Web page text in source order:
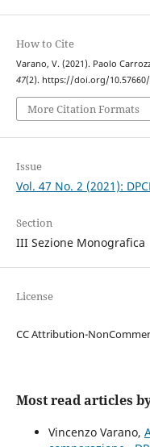
How to Cite
Varano, V. (2021). Paolo
47(2). https://doi.org/10.57660/
More Citation Formats
Issue
Vol. 47 No. 2 (2021):
Section
III Sezione Monografica
License
CC Attribution-
Most read articles
Vincenzo Varano,